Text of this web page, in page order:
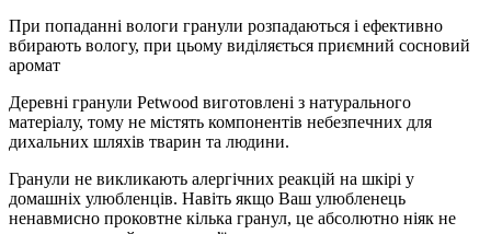
При попаданні вологи гранули розпадаються і ефективно
вбирають вологу, при цьому виділяється приємний сосновий
аромат
Деревні гранули Petwood виготовлені з натурального
матеріалу, тому не містять компонентів небезпечних для
дихальних шляхів тварин та людини.
Гранули не викликають алергічних реакцій на шкірі у
домашніх улюбленців. Навіть якщо Ваш улюбленець
ненавмисно проковтне кілька гранул, це абсолютно ніяк не